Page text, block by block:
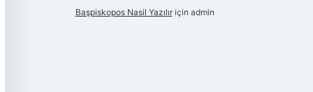
Başpiskopos Nasil Yazılıriçin admin